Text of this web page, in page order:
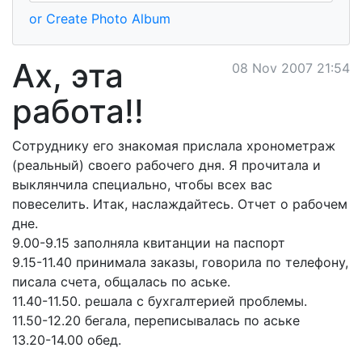
or Create Photo Album
08 Nov 2007 21:54
Ах, эта
работа!!
Сотруднику его знакомая прислала хронометраж
(реальный) своего рабочего дня. Я прочитала и
выклянчила специально, чтобы всех вас
повеселить. Итак, наслаждайтесь. Отчет о рабочем
дне.
9.00-9.15 заполняла квитанции на паспорт
9.15-11.40 принимала заказы, говорила по телефону,
писала счета, общалась по аське.
11.40-11.50. решала с бухгалтерией проблемы.
11.50-12.20 бегала, переписывалась по аське
13.20-14.00 обед.